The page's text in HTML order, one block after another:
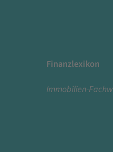
Finanzlexikon
Immobilien-